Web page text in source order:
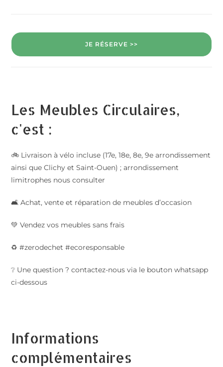
JE RÉSERVE >>
Les Meubles Circulaires,
c'est :
🚲 Livraison à vélo incluse (17e, 18e, 8e, 9e arrondissement
ainsi que Clichy et Saint-Ouen) ; arrondissement
limitrophes nous consulter
🛋️ Achat, vente et réparation de meubles d’occasion
💚 Vendez vos meubles sans frais
♻️ #zerodechet #ecoresponsable
❔ Une question ? contactez-nous via le bouton whatsapp
ci-dessous
Informations
complémentaires